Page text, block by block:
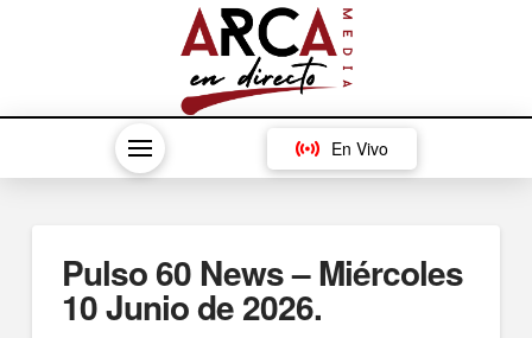
En Vivo
Pulso 60 News – Miércoles
10 Junio de 2026.